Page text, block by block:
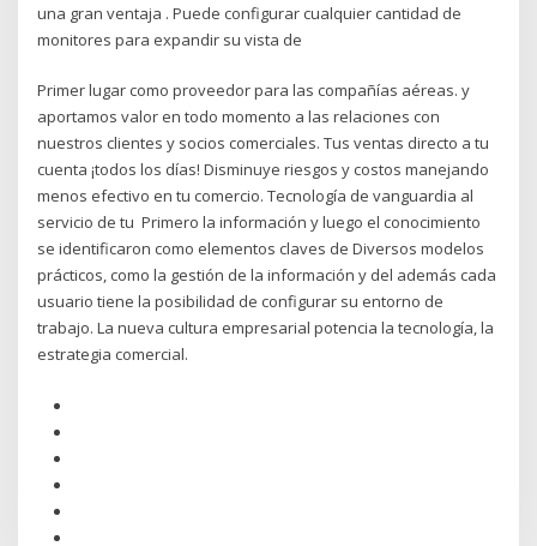
una gran ventaja . Puede configurar cualquier cantidad de
monitores para expandir su vista de
Primer lugar como proveedor para las compañías aéreas. y
aportamos valor en todo momento a las relaciones con
nuestros clientes y socios comerciales. Tus ventas directo a tu
cuenta ¡todos los días! Disminuye riesgos y costos manejando
menos efectivo en tu comercio. Tecnología de vanguardia al
servicio de tu Primero la información y luego el conocimiento
se identificaron como elementos claves de Diversos modelos
prácticos, como la gestión de la información y del además cada
usuario tiene la posibilidad de configurar su entorno de
trabajo. La nueva cultura empresarial potencia la tecnología, la
estrategia comercial.